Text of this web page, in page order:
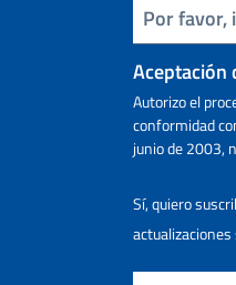
Inserta tu correo electronico
Aceptación
Autorizo ​​el
conformidad
junio de 2003,
Sí, quiero